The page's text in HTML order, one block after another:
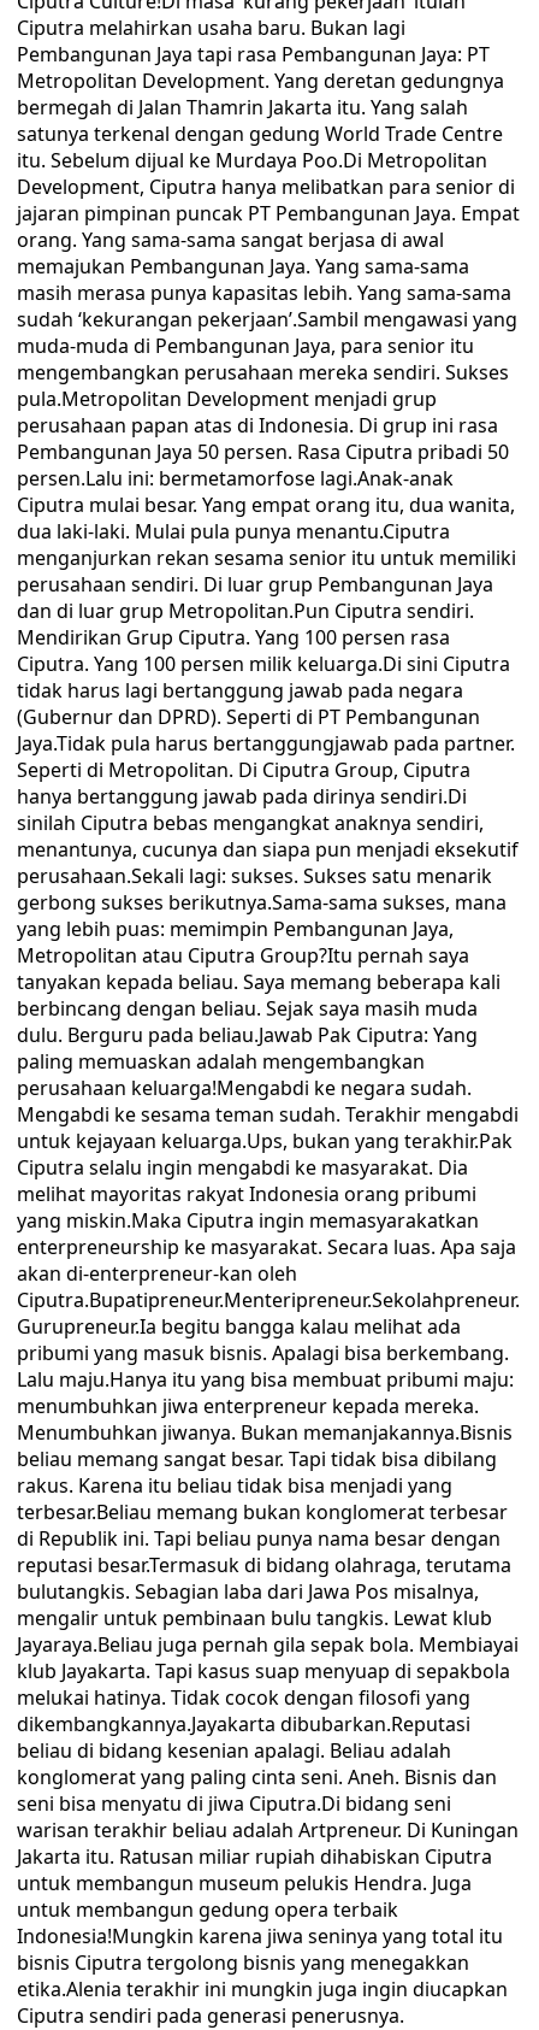
Ciputra melahirkan usaha baru. Bukan lagi
Pembangunan Jaya tapi rasa Pembangunan Jaya: PT
Metropolitan Development. Yang deretan gedungnya
bermegah di Jalan Thamrin Jakarta itu. Yang salah
satunya terkenal dengan gedung World Trade Centre
itu. Sebelum dijual ke Murdaya Poo.Di Metropolitan
Development, Ciputra hanya melibatkan para senior di
jajaran pimpinan puncak PT Pembangunan Jaya. Empat
orang. Yang sama-sama sangat berjasa di awal
memajukan Pembangunan Jaya. Yang sama-sama
masih merasa punya kapasitas lebih. Yang sama-sama
sudah ‘kekurangan pekerjaan’.Sambil mengawasi yang
muda-muda di Pembangunan Jaya, para senior itu
mengembangkan perusahaan mereka sendiri. Sukses
pula.Metropolitan Development menjadi grup
perusahaan papan atas di Indonesia. Di grup ini rasa
Pembangunan Jaya 50 persen. Rasa Ciputra pribadi 50
persen.Lalu ini: bermetamorfose lagi.Anak-anak
Ciputra mulai besar. Yang empat orang itu, dua wanita,
dua laki-laki. Mulai pula punya menantu.Ciputra
menganjurkan rekan sesama senior itu untuk memiliki
perusahaan sendiri. Di luar grup Pembangunan Jaya
dan di luar grup Metropolitan.Pun Ciputra sendiri.
Mendirikan Grup Ciputra. Yang 100 persen rasa
Ciputra. Yang 100 persen milik keluarga.Di sini Ciputra
tidak harus lagi bertanggung jawab pada negara
(Gubernur dan DPRD). Seperti di PT Pembangunan
Jaya.Tidak pula harus bertanggungjawab pada partner.
Seperti di Metropolitan. Di Ciputra Group, Ciputra
hanya bertanggung jawab pada dirinya sendiri.Di
sinilah Ciputra bebas mengangkat anaknya sendiri,
menantunya, cucunya dan siapa pun menjadi eksekutif
perusahaan.Sekali lagi: sukses. Sukses satu menarik
gerbong sukses berikutnya.Sama-sama sukses, mana
yang lebih puas: memimpin Pembangunan Jaya,
Metropolitan atau Ciputra Group?Itu pernah saya
tanyakan kepada beliau. Saya memang beberapa kali
berbincang dengan beliau. Sejak saya masih muda
dulu. Berguru pada beliau.Jawab Pak Ciputra: Yang
paling memuaskan adalah mengembangkan
perusahaan keluarga!Mengabdi ke negara sudah.
Mengabdi ke sesama teman sudah. Terakhir mengabdi
untuk kejayaan keluarga.Ups, bukan yang terakhir.Pak
Ciputra selalu ingin mengabdi ke masyarakat. Dia
melihat mayoritas rakyat Indonesia orang pribumi
yang miskin.Maka Ciputra ingin memasyarakatkan
enterpreneurship ke masyarakat. Secara luas. Apa saja
akan di-enterpreneur-kan oleh
Ciputra.Bupatipreneur.Menteripreneur.Sekolahpreneur.
Gurupreneur.Ia begitu bangga kalau melihat ada
pribumi yang masuk bisnis. Apalagi bisa berkembang.
Lalu maju.Hanya itu yang bisa membuat pribumi maju:
menumbuhkan jiwa enterpreneur kepada mereka.
Menumbuhkan jiwanya. Bukan memanjakannya.Bisnis
beliau memang sangat besar. Tapi tidak bisa dibilang
rakus. Karena itu beliau tidak bisa menjadi yang
terbesar.Beliau memang bukan konglomerat terbesar
di Republik ini. Tapi beliau punya nama besar dengan
reputasi besar.Termasuk di bidang olahraga, terutama
bulutangkis. Sebagian laba dari Jawa Pos misalnya,
mengalir untuk pembinaan bulu tangkis. Lewat klub
Jayaraya.Beliau juga pernah gila sepak bola. Membiayai
klub Jayakarta. Tapi kasus suap menyuap di sepakbola
melukai hatinya. Tidak cocok dengan filosofi yang
dikembangkannya.Jayakarta dibubarkan.Reputasi
beliau di bidang kesenian apalagi. Beliau adalah
konglomerat yang paling cinta seni. Aneh. Bisnis dan
seni bisa menyatu di jiwa Ciputra.Di bidang seni
warisan terakhir beliau adalah Artpreneur. Di Kuningan
Jakarta itu. Ratusan miliar rupiah dihabiskan Ciputra
untuk membangun museum pelukis Hendra. Juga
untuk membangun gedung opera terbaik
Indonesia!Mungkin karena jiwa seninya yang total itu
bisnis Ciputra tergolong bisnis yang menegakkan
etika.Alenia terakhir ini mungkin juga ingin diucapkan
Ciputra sendiri pada generasi penerusnya.